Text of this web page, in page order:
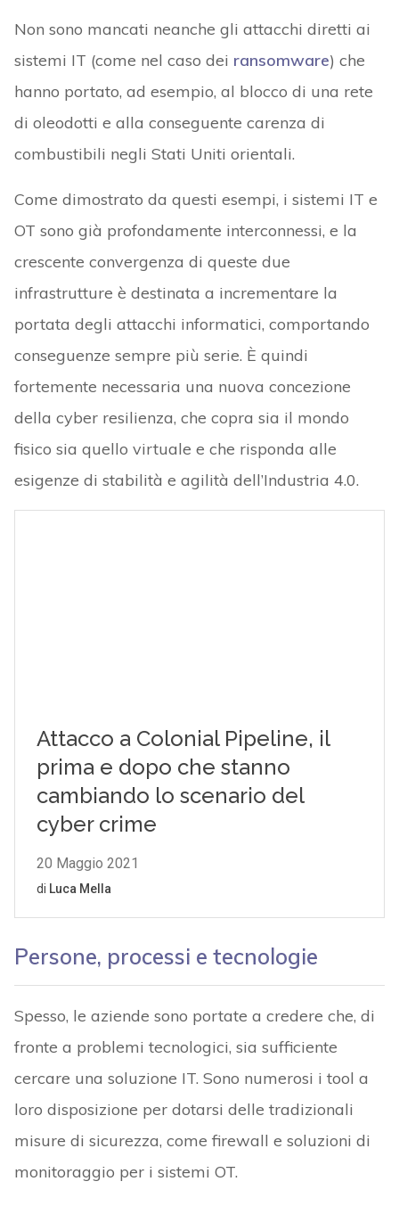
Non sono mancati neanche gli attacchi diretti ai
sistemi IT (come nel caso dei ransomware) che
hanno portato, ad esempio, al blocco di una rete
di oleodotti e alla conseguente carenza di
combustibili negli Stati Uniti orientali.
Come dimostrato da questi esempi, i sistemi IT e
OT sono già profondamente interconnessi, e la
crescente convergenza di queste due
infrastrutture è destinata a incrementare la
portata degli attacchi informatici, comportando
conseguenze sempre più serie. È quindi
fortemente necessaria una nuova concezione
della cyber resilienza, che copra sia il mondo
fisico sia quello virtuale e che risponda alle
esigenze di stabilità e agilità dell’Industria 4.0.
Persone, processi e tecnologie
Spesso, le aziende sono portate a credere che, di
fronte a problemi tecnologici, sia sufficiente
cercare una soluzione IT. Sono numerosi i tool a
loro disposizione per dotarsi delle tradizionali
misure di sicurezza, come firewall e soluzioni di
monitoraggio per i sistemi OT.